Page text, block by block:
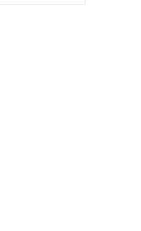
国内SMS